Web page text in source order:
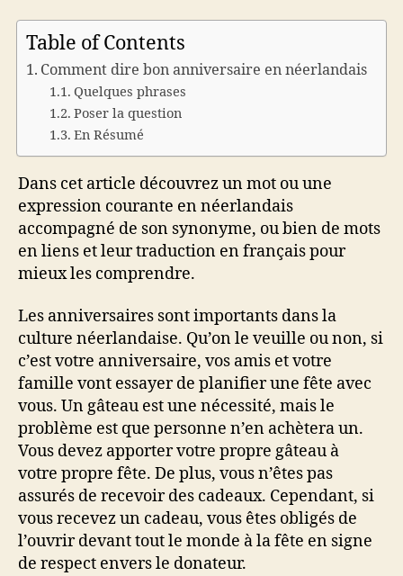
Table of Contents
Comment dire bon anniversaire en néerlandais
Quelques phrases
Poser la question
En Résumé
Dans cet article découvrez un mot ou une
expression courante en néerlandais
accompagné de son synonyme, ou bien de mots
en liens et leur traduction en français pour
mieux les comprendre.
Les anniversaires sont importants dans la
culture néerlandaise. Qu’on le veuille ou non, si
c’est votre anniversaire, vos amis et votre
famille vont essayer de planifier une fête avec
vous. Un gâteau est une nécessité, mais le
problème est que personne n’en achètera un.
Vous devez apporter votre propre gâteau à
votre propre fête. De plus, vous n’êtes pas
assurés de recevoir des cadeaux. Cependant, si
vous recevez un cadeau, vous êtes obligés de
l’ouvrir devant tout le monde à la fête en signe
de respect envers le donateur.